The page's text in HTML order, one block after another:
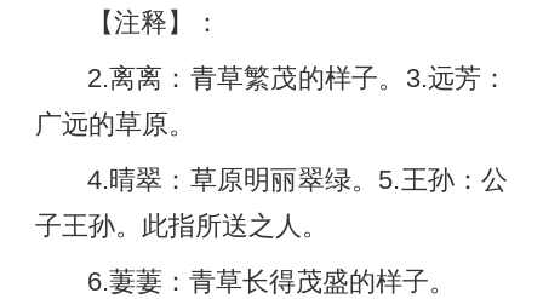
【注释】：
2.离离：青草繁茂的样子。3.远芳：
广远的草原。
4.晴翠：草原明丽翠绿。5.王孙：公
子王孙。此指所送之人。
6.萋萋：青草长得茂盛的样子。